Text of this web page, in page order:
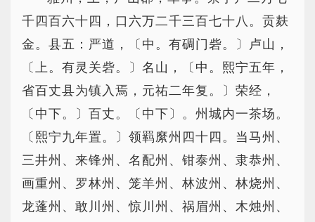
千四百六十四，口六万二千三百七十八。贡麸
金。县五：严道，〔中。有碉门砦。〕卢山，
〔上。有灵关砦。〕名山，〔中。熙宁五年，
省百丈县为镇入焉，元祐二年复。〕荣经，
〔中下。〕百丈。〔中下〕。州城内一茶场。
〔熙宁九年置。〕领羁縻州四十四。当马州、
三井州、来锋州、名配州、钳泰州、隶恭州、
画重州、罗林州、笼羊州、林波州、林烧州、
龙蓬州、敢川州、惊川州、祸眉州、木烛州、